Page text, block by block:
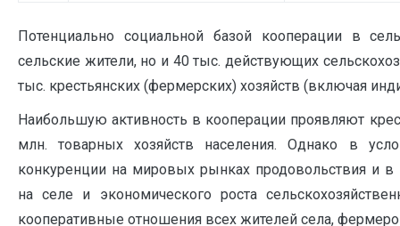
Потенциально социальной базой кооперации в
сельские жители, но и 40 тыс. действующих
тыс. крестьянских (фермерских) хозяйств (включая
Наибольшую активность в кооперации проявляют
млн. товарных хозяйств населения. Однако в
конкуренции на мировых рынках продовольствия и в
на селе и экономического роста
кооперативные отношения всех жителей села,